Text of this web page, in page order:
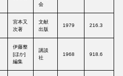
会
宮本又
次著
文献
出版
1979 216.3
伊藤整
[ほか]
編集
講談
社
1968 918.6